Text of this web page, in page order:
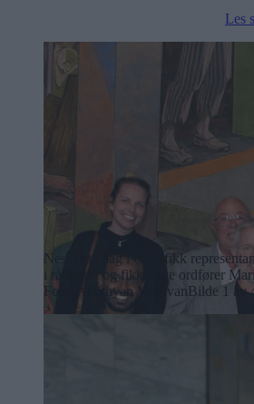
Les
Nest siste dag i Oslo fikk
i rådhuset og fikk møte ordfører
Foto: Athithyan ValluvanBilde 1 av